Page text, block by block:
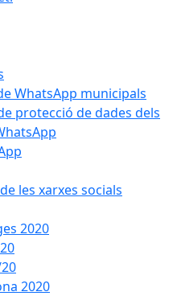
WhatsApp municipals
protecció de dades dels
les xarxes socials
2020
2020